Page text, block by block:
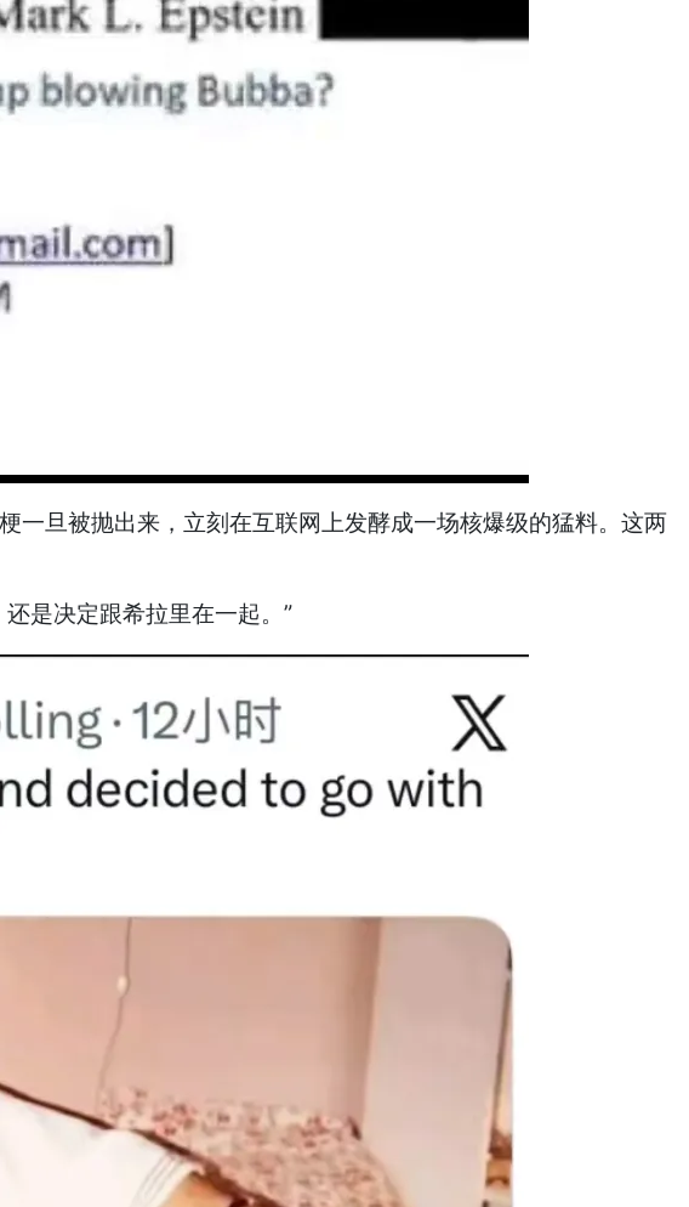
一旦被抛出来，立刻在互联网上发酵成一场核爆级的猛料。这两
是决定跟希拉里在一起。”